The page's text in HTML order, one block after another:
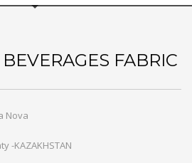
FABRIC
Nova
-KAZAKHSTAN